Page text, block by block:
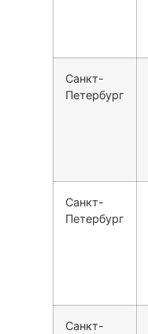
Санкт-
Петербург
Санкт-
Петербург
Санкт-